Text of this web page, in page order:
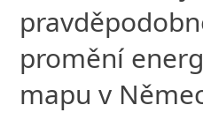
promění
mapu v